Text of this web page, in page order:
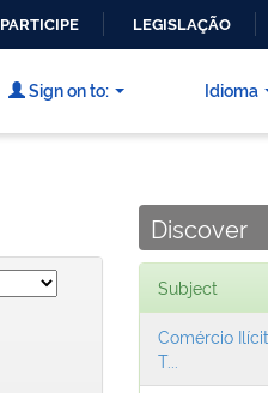
PARTICIPE LEGISLAÇÃO
Sign on to: Idioma
Discover
Subject
Comércio
T...